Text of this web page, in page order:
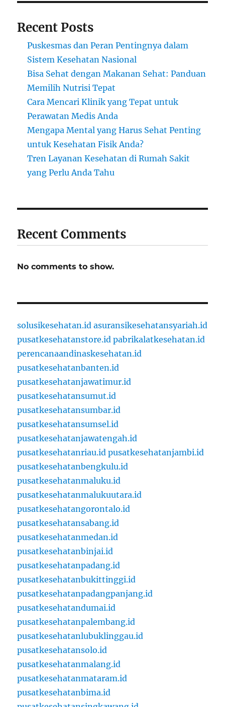
Recent Posts
Puskesmas dan Peran Pentingnya dalam
Sistem Kesehatan Nasional
Bisa Sehat dengan Makanan Sehat: Panduan
Memilih Nutrisi Tepat
Cara Mencari Klinik yang Tepat untuk
Perawatan Medis Anda
Mengapa Mental yang Harus Sehat Penting
untuk Kesehatan Fisik Anda?
Tren Layanan Kesehatan di Rumah Sakit
yang Perlu Anda Tahu
Recent Comments
No comments to show.
solusikesehatan.id asuransikesehatansyariah.id
pusatkesehatanstore.id pabrikalatkesehatan.id
perencanaandinaskesehatan.id
pusatkesehatanbanten.id
pusatkesehatanjawatimur.id
pusatkesehatansumut.id
pusatkesehatansumbar.id
pusatkesehatansumsel.id
pusatkesehatanjawatengah.id
pusatkesehatanriau.id pusatkesehatanjambi.id
pusatkesehatanbengkulu.id
pusatkesehatanmaluku.id
pusatkesehatanmalukuutara.id
pusatkesehatangorontalo.id
pusatkesehatansabang.id
pusatkesehatanmedan.id
pusatkesehatanbinjai.id
pusatkesehatanpadang.id
pusatkesehatanbukittinggi.id
pusatkesehatanpadangpanjang.id
pusatkesehatandumai.id
pusatkesehatanpalembang.id
pusatkesehatanlubuklinggau.id
pusatkesehatansolo.id
pusatkesehatanmalang.id
pusatkesehatanmataram.id
pusatkesehatanbima.id